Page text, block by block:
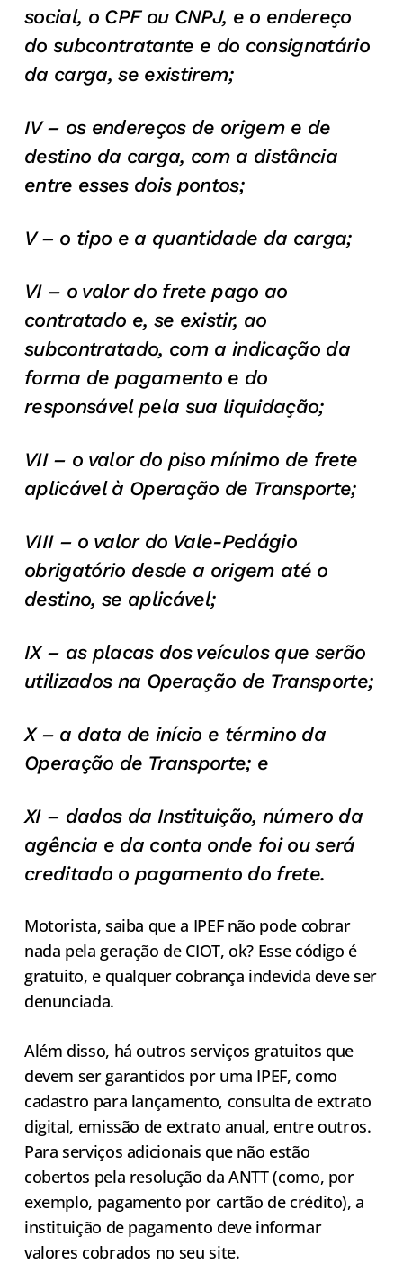
social, o CPF ou CNPJ, e o endereço
do subcontratante e do consignatário
da carga, se existirem;
IV – os endereços de origem e de
destino da carga, com a distância
entre esses dois pontos;
V – o tipo e a quantidade da carga;
VI – o valor do frete pago ao
contratado e, se existir, ao
subcontratado, com a indicação da
forma de pagamento e do
responsável pela sua liquidação;
VII – o valor do piso mínimo de frete
aplicável à Operação de Transporte;
VIII – o valor do Vale-Pedágio
obrigatório desde a origem até o
destino, se aplicável;
IX – as placas dos veículos que serão
utilizados na Operação de Transporte;
X – a data de início e término da
Operação de Transporte; e
XI – dados da Instituição, número da
agência e da conta onde foi ou será
creditado o pagamento do frete.
Motorista, saiba que a IPEF não pode cobrar
nada pela geração de CIOT, ok? Esse código é
gratuito, e qualquer cobrança indevida deve ser
denunciada.
Além disso, há outros serviços gratuitos que
devem ser garantidos por uma IPEF, como
cadastro para lançamento, consulta de extrato
digital, emissão de extrato anual, entre outros.
Para serviços adicionais que não estão
cobertos pela resolução da ANTT (como, por
exemplo, pagamento por cartão de crédito), a
instituição de pagamento deve informar
valores cobrados no seu site.